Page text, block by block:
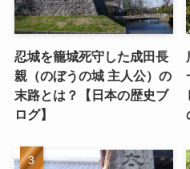
忍城を籠城死守した成田長
親（のぼうの城 主人公）の
末路とは？【日本の歴史ブ
ログ】